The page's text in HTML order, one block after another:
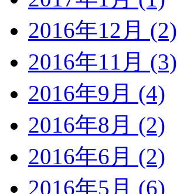
2016年12月 (2)
2016年11月 (3)
2016年9月 (4)
2016年8月 (2)
2016年6月 (2)
2016年5月 (6)